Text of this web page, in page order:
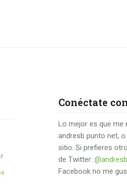
Conéctate
Lo mejor es que me
andresb punto net,
sitio. Si prefieres
de Twitter:@andresb
Facebook no me